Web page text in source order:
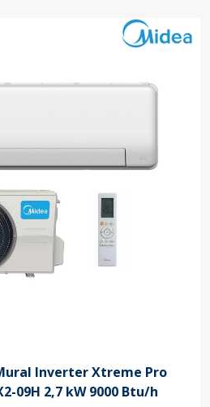
Inverter Xtreme Pro
09H 2,7 kW 9000 Btu/h